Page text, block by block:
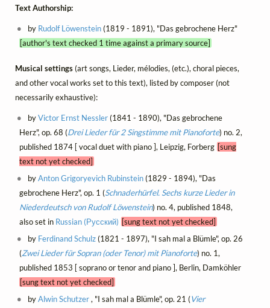
Text Authorship:
by Rudolf Löwenstein(1819 - 1891), "Das gebrochene Herz"
[author's text checked 1 time against a primary source]
Musical settings(art songs, Lieder, mélodies, (etc.), choral pieces,
and other vocal works set to this text), listed by composer (not
necessarily exhaustive):
byVictor Ernst Nessler(1841 - 1890), "Das gebrochene
Herz", op. 68 (Drei Lieder für 2 Singstimme mit Pianoforte) no. 2,
published 1874 [ vocal duet with piano ], Leipzig, Forberg [sung
text not yet checked]
byAnton Grigoryevich Rubinstein(1829 - 1894), "Das
gebrochene Herz", op. 1 (Schnaderhürfel. Sechs kurze Lieder in
Niederdeutsch von Rudolf Löwenstein) no. 4, published 1848,
also set in Russian (Русский) [sung text not yet checked]
by Ferdinand Schulz(1821 - 1897), "I sah mal a Blümle", op. 26
(Zwei Lieder für Sopran (oder Tenor) mit Pianoforte) no. 1,
published 1853 [ soprano or tenor and piano ], Berlin, Damköhler
[sung text not yet checked]
byAlwin Schutzer, "I sah mal a Blümle", op. 21 (Vier